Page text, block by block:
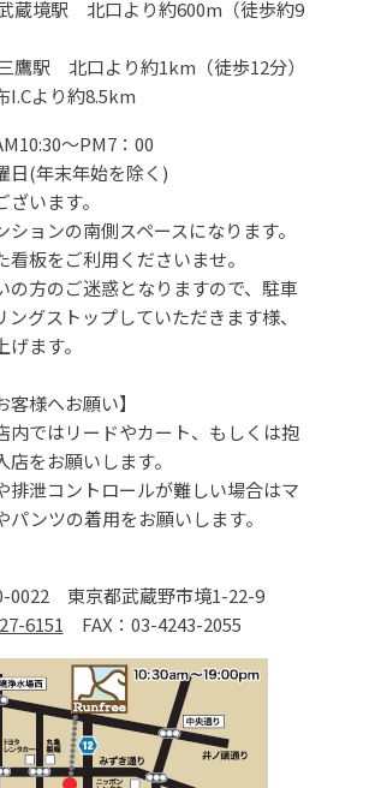
蔵境駅 北口より約600m（徒歩約9
駅 北口より約1km（徒歩12分）
より約8.5km
～PM7：00
日(年末年始を除く)
います。
ションの南側スペースになります。
看板をご利用くださいませ。
の方のご迷惑となりますので、駐車
ングストップしていただきます様、
ます。
客様へお願い】
内ではリードやカート、もしくは抱
店をお願いします。
排泄コントロールが難しい場合はマ
パンツの着用をお願いします。
0022 東京都武蔵野市境1-22-9
6151 FAX：03-4243-2055